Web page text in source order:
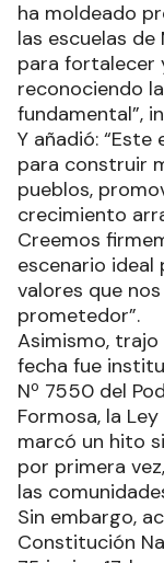
ha moldeado
las escuelas de
para fortalecer
reconociendo
fundamental”,
Y añadió:
para construir
pueblos,
crecimiento
Creemos
escenario
valores que
prometedor”.
Asimismo, trajo
fecha fue
Nº 7550 del
Formosa, la
marcó un hito
por primera
las
Sin embargo,
Constitución